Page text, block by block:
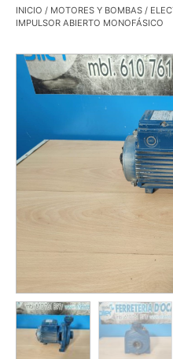
INICIO / MOTORES Y BOMBAS /
IMPULSOR ABIERTO MONOFÁSICO